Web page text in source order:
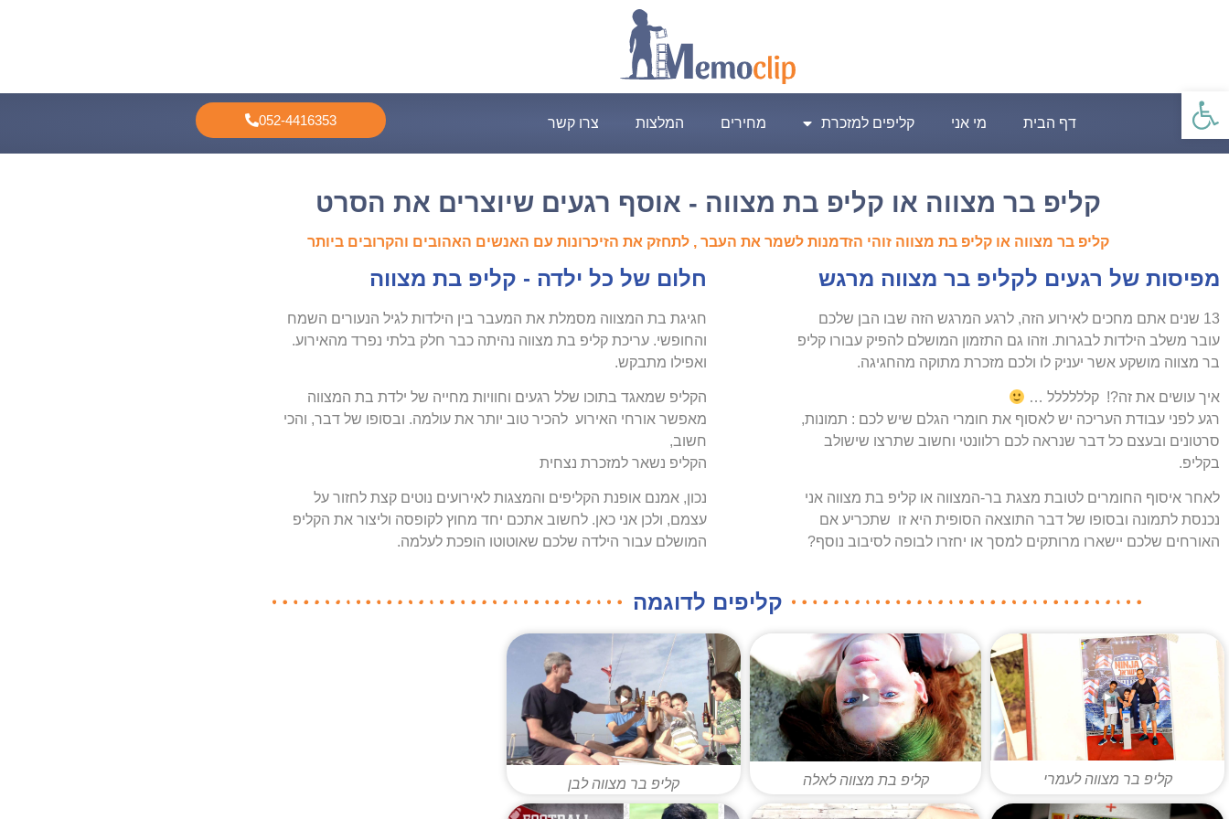
פתח סרגל נגישות
דף הבית מי אני קליפים למזכרת מחירים המלצות צרו קשר 052-4416353
קליפ בר מצווה או קליפ בת מצווה - אוסף רגעים שיוצרים את הסרט
קליפ בר מצווה או קליפ בת מצווה זוהי הזדמנות לשמר את העבר , לתחזק את הזיכרונות עם האנשים האהובים והקרובים ביותר
מפיסות של רגעים לקליפ בר מצווה מרגש
13 שנים אתם מחכים לאירוע הזה, לרגע המרגש הזה שבו הבן שלכם
עובר משלב הילדות לבגרות. וזהו גם התזמון המושלם להפיק עבורו קליפ
בר מצווה מושקע אשר יעניק לו ולכם מזכרת מתוקה מהחגיגה.
איך עושים את זה?! קלללללל …
רגע לפני עבודת העריכה יש לאסוף את חומרי הגלם שיש לכם : תמונות,
סרטונים ובעצם כל דבר שנראה לכם רלוונטי וחשוב שתרצו שישולב
בקליפ.
לאחר איסוף החומרים לטובת מצגת בר-המצווה או קליפ בת מצווה אני
נכנסת לתמונה ובסופו של דבר התוצאה הסופית היא זו שתכריע אם
האורחים שלכם יישארו מרותקים למסך או יחזרו לבופה לסיבוב נוסף?
חלום של כל ילדה - קליפ בת מצווה
חגיגת בת המצווה מסמלת את המעבר בין הילדות לגיל הנעורים השמח
והחופשי. עריכת קליפ בת מצווה נהיתה כבר חלק בלתי נפרד מהאירוע.
ואפילו מתבקש.
הקליפ שמאגד בתוכו שלל רגעים וחוויות מחייה של ילדת בת המצווה
מאפשר אורחי האירוע להכיר טוב יותר את עולמה. ובסופו של דבר, והכי
חשוב,
הקליפ נשאר למזכרת נצחית
נכון, אמנם אופנת הקליפים והמצגות לאירועים נוטים קצת לחזור על
עצמם, ולכן אני כאן. לחשוב אתכם יחד מחוץ לקופסה וליצור את הקליפ
המושלם עבור הילדה שלכם שאוטוטו הופכת לעלמה.
קליפים לדוגמה
קליפ בר מצווה לעמרי קליפ בת מצווה לאלה קליפ בר מצווה לבן